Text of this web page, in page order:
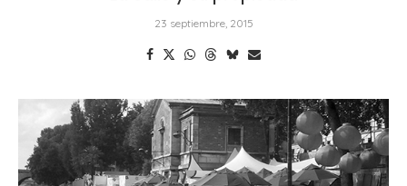
23 septiembre, 2015